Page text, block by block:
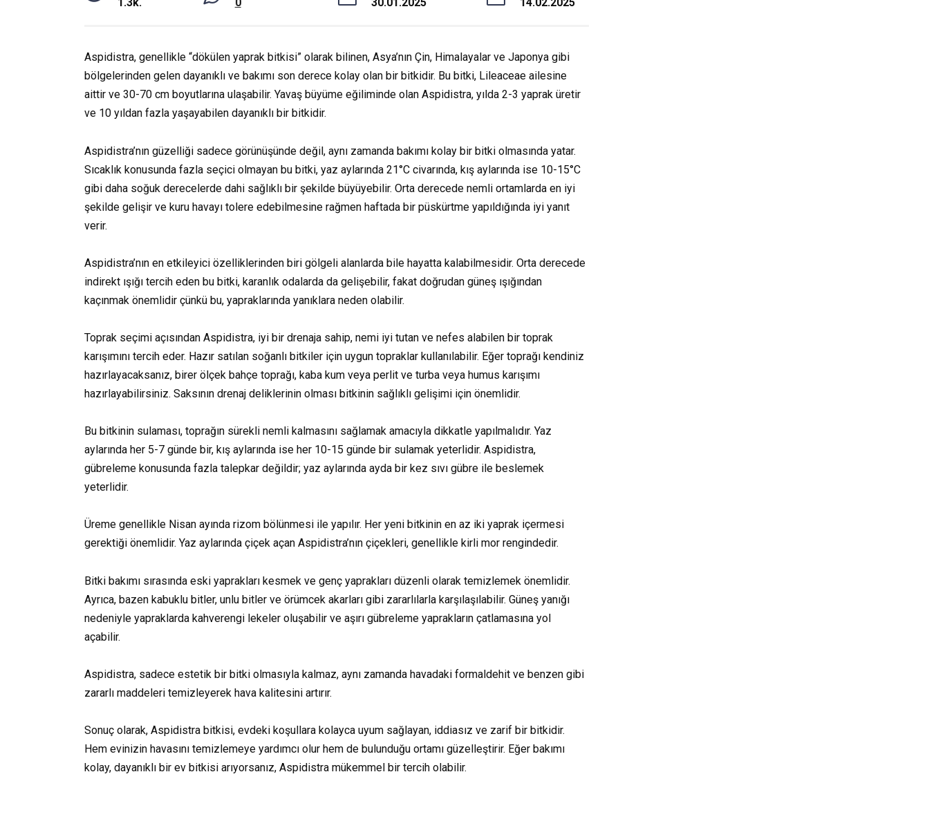
1.3k. 0 30.01.2025 14.02.2025
Aspidistra, genellikle “dökülen yaprak bitkisi” olarak bilinen, Asya’nın Çin, Himalayalar ve Japonya gibi
bölgelerinden gelen dayanıklı ve bakımı son derece kolay olan bir bitkidir. Bu bitki, Lileaceae ailesine
aittir ve 30-70 cm boyutlarına ulaşabilir. Yavaş büyüme eğiliminde olan Aspidistra, yılda 2-3 yaprak üretir
ve 10 yıldan fazla yaşayabilen dayanıklı bir bitkidir.
Aspidistra’nın güzelliği sadece görünüşünde değil, aynı zamanda bakımı kolay bir bitki olmasında yatar.
Sıcaklık konusunda fazla seçici olmayan bu bitki, yaz aylarında 21°C civarında, kış aylarında ise 10-15°C
gibi daha soğuk derecelerde dahi sağlıklı bir şekilde büyüyebilir. Orta derecede nemli ortamlarda en iyi
şekilde gelişir ve kuru havayı tolere edebilmesine rağmen haftada bir püskürtme yapıldığında iyi yanıt
verir.
Aspidistra’nın en etkileyici özelliklerinden biri gölgeli alanlarda bile hayatta kalabilmesidir. Orta derecede
indirekt ışığı tercih eden bu bitki, karanlık odalarda da gelişebilir, fakat doğrudan güneş ışığından
kaçınmak önemlidir çünkü bu, yapraklarında yanıklara neden olabilir.
Toprak seçimi açısından Aspidistra, iyi bir drenaja sahip, nemi iyi tutan ve nefes alabilen bir toprak
karışımını tercih eder. Hazır satılan soğanlı bitkiler için uygun topraklar kullanılabilir. Eğer toprağı kendiniz
hazırlayacaksanız, birer ölçek bahçe toprağı, kaba kum veya perlit ve turba veya humus karışımı
hazırlayabilirsiniz. Saksının drenaj deliklerinin olması bitkinin sağlıklı gelişimi için önemlidir.
Bu bitkinin sulaması, toprağın sürekli nemli kalmasını sağlamak amacıyla dikkatle yapılmalıdır. Yaz
aylarında her 5-7 günde bir, kış aylarında ise her 10-15 günde bir sulamak yeterlidir. Aspidistra,
gübreleme konusunda fazla talepkar değildir; yaz aylarında ayda bir kez sıvı gübre ile beslemek
yeterlidir.
Üreme genellikle Nisan ayında rizom bölünmesi ile yapılır. Her yeni bitkinin en az iki yaprak içermesi
gerektiği önemlidir. Yaz aylarında çiçek açan Aspidistra’nın çiçekleri, genellikle kirli mor rengindedir.
Bitki bakımı sırasında eski yaprakları kesmek ve genç yaprakları düzenli olarak temizlemek önemlidir.
Ayrıca, bazen kabuklu bitler, unlu bitler ve örümcek akarları gibi zararlılarla karşılaşılabilir. Güneş yanığı
nedeniyle yapraklarda kahverengi lekeler oluşabilir ve aşırı gübreleme yaprakların çatlamasına yol
açabilir.
Aspidistra, sadece estetik bir bitki olmasıyla kalmaz, aynı zamanda havadaki formaldehit ve benzen gibi
zararlı maddeleri temizleyerek hava kalitesini artırır.
Sonuç olarak, Aspidistra bitkisi, evdeki koşullara kolayca uyum sağlayan, iddiasız ve zarif bir bitkidir.
Hem evinizin havasını temizlemeye yardımcı olur hem de bulunduğu ortamı güzelleştirir. Eğer bakımı
kolay, dayanıklı bir ev bitkisi arıyorsanız, Aspidistra mükemmel bir tercih olabilir.